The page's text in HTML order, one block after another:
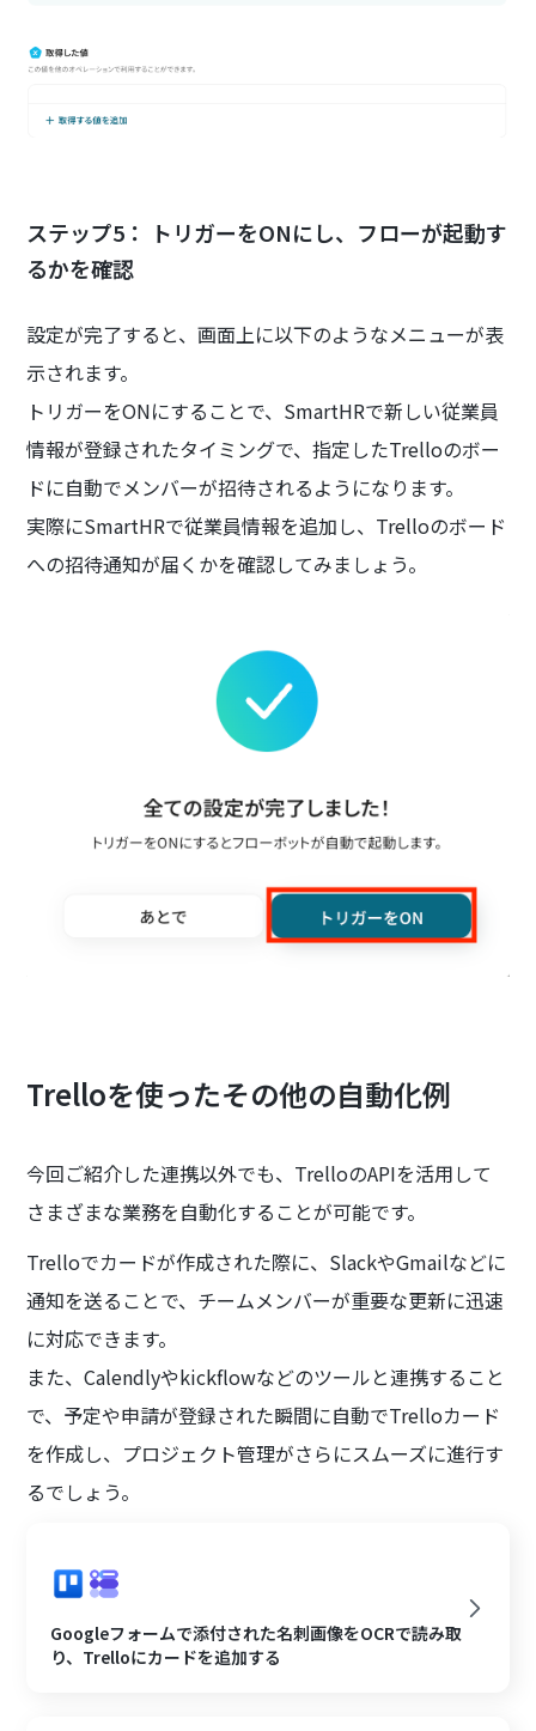
ステップ5： トリガーをONにし、フローが起動す
るかを確認
設定が完了すると、画面上に以下のようなメニューが表
示されます。
トリガーをONにすることで、SmartHRで新しい従業員
情報が登録されたタイミングで、指定したTrelloのボー
ドに自動でメンバーが招待されるようになります。
実際にSmartHRで従業員情報を追加し、Trelloのボード
への招待通知が届くかを確認してみましょう。
Trelloを使ったその他の自動化例
今回ご紹介した連携以外でも、TrelloのAPIを活用して
さまざまな業務を自動化することが可能です。
Trelloでカードが作成された際に、SlackやGmailなどに
通知を送ることで、チームメンバーが重要な更新に迅速
に対応できます。
また、Calendlyやkickflowなどのツールと連携すること
で、予定や申請が登録された瞬間に自動でTrelloカード
を作成し、プロジェクト管理がさらにスムーズに進行す
るでしょう。
Googleフォームで添付された名刺画像をOCRで読み取
り、Trelloにカードを追加する